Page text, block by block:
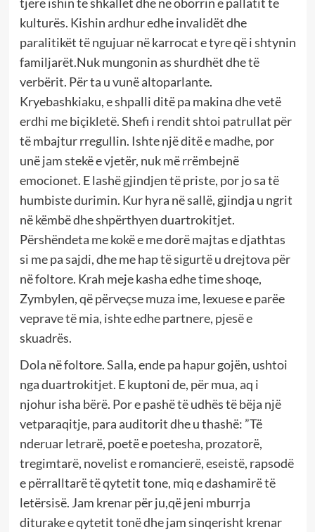
kulturës. Kishin ardhur edhe invalidët dhe
paralitikët të ngujuar në karrocat e tyre që i shtynin
familjarët.Nuk mungonin as shurdhët dhe të
verbërit. Për ta u vunë altoparlante.
Kryebashkiaku, e shpalli ditë pa makina dhe vetë
erdhi me biçikletë. Shefi i rendit shtoi patrullat për
të mbajtur rregullin. Ishte një ditë e madhe, por
unë jam stekë e vjetër, nuk më rrëmbejnë
emocionet. E lashë gjindjen të priste, por jo sa të
humbiste durimin. Kur hyra në sallë, gjindja u ngrit
në këmbë dhe shpërthyen duartrokitjet.
Përshëndeta me kokë e me dorë majtas e djathtas
si me pa sajdi, dhe me hap të sigurtë u drejtova për
në foltore. Krah meje kasha edhe time shoqe,
Zymbylen, që përveçse muza ime, lexuese e parëe
veprave të mia, ishte edhe partnere, pjesë e
skuadrës.
Dola në foltore. Salla, ende pa hapur gojën, ushtoi
nga duartrokitjet. E kuptoni de, për mua, aq i
njohur isha bërë. Por e pashë të udhës të bëja një
vetparaqitje, para auditorit dhe u thashë: ”Të
nderuar letrarë, poetë e poetesha, prozatorë,
tregimtarë, novelist e romancierë, eseistë, rapsodë
e përralltarë të qytetit tone, miq e dashamirë të
letërsisë. Jam krenar për ju,që jeni mburrja
diturake e qytetit tonë dhe jam sinqerisht krenar